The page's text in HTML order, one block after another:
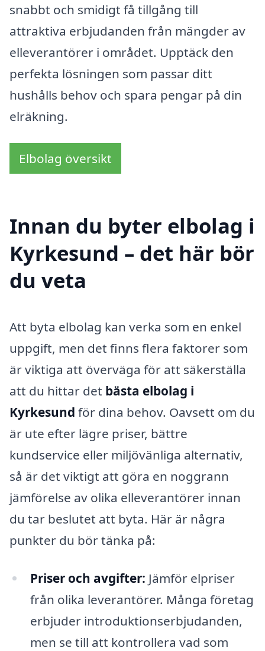
snabbt och smidigt få tillgång till
attraktiva erbjudanden från mängder av
elleverantörer i området. Upptäck den
perfekta lösningen som passar ditt
hushålls behov och spara pengar på din
elräkning.
Elbolag översikt
Innan du byter elbolag i
Kyrkesund – det här bör
du veta
Att byta elbolag kan verka som en enkel
uppgift, men det finns flera faktorer som
är viktiga att överväga för att säkerställa
att du hittar det bästa elbolag i
Kyrkesund för dina behov. Oavsett om du
är ute efter lägre priser, bättre
kundservice eller miljövänliga alternativ,
så är det viktigt att göra en noggrann
jämförelse av olika elleverantörer innan
du tar beslutet att byta. Här är några
punkter du bör tänka på:
Priser och avgifter: Jämför elpriser
från olika leverantörer. Många företag
erbjuder introduktionserbjudanden,
men se till att kontrollera vad som